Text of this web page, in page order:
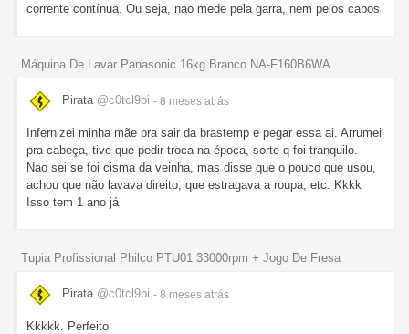
corrente contínua. Ou seja, nao mede pela garra, nem pelos cabos
Máquina De Lavar Panasonic 16kg Branco NA-F160B6WA
Pirata @c0tcl9bi - 8 meses atrás
Infernizei minha mãe pra sair da brastemp e pegar essa ai. Arrumei
pra cabeça, tive que pedir troca na época, sorte q foi tranquilo.
Nao sei se foi cisma da veinha, mas disse que o pouco que usou,
achou que não lavava direito, que estragava a roupa, etc. Kkkk
Isso tem 1 ano já
Tupia Profissional Philco PTU01 33000rpm + Jogo De Fresa
Pirata @c0tcl9bi - 8 meses atrás
Kkkkk. Perfeito